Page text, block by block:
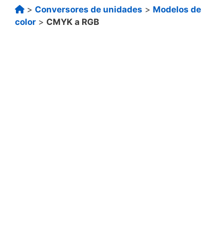
> Conversores de unidades > Modelos de
color > CMYK a RGB